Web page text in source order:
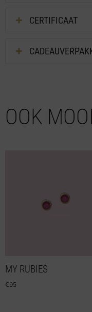
CERTIFICAAT
OOK
MY RUBIES
€95